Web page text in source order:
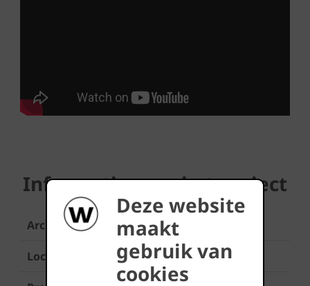
Deze website
maakt
gebruik van
cookies
Informatie over het project
Architect Wielfaert Architecten
Locatie Waregem